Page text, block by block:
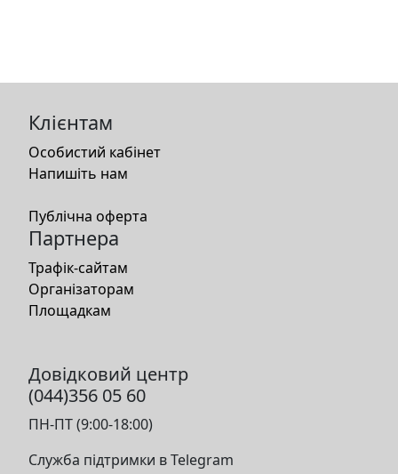
Клієнтам
Особистий кабінет
Напишіть нам
Публічна оферта
Партнера
Трафік-сайтам
Організаторам
Площадкам
Довідковий центр
(044)356 05 60
ПН-ПТ (9:00-18:00)
Служба підтримки в Telegram